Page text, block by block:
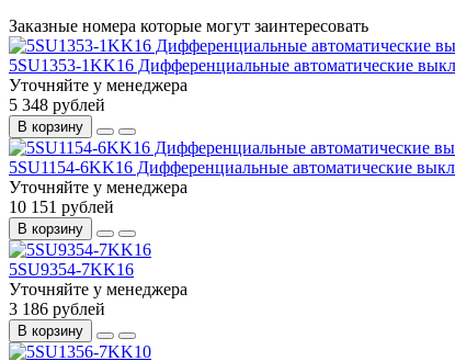
Заказные номера которые могут заинтересовать
5SU1353-1KK16 Дифференциальные автоматические
Уточняйте у менеджера
5 348 рублей
В корзину
5SU1154-6KK16 Дифференциальные автоматические
Уточняйте у менеджера
10 151 рублей
В корзину
5SU9354-7KK16
Уточняйте у менеджера
3 186 рублей
В корзину